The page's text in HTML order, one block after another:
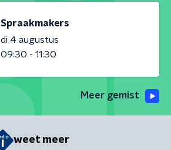
Spraakmakers
di 4 augustus
09:30 - 11:30
Meer gemist
weet meer